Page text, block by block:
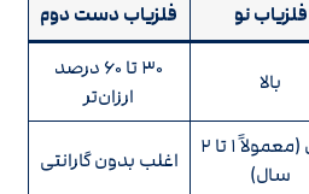
فلزیاب نو فلزیاب دست دوم
بالا
۳۰ تا ۶۰ درصد
ارزان‌تر
کامل (معمولاً ۱ تا ۲
سال)
اغلب بدون گارانتی